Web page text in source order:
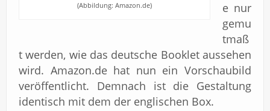
(Abbildung: Amazon.de)
e nur
gemu
tmaß
t werden, wie das deutsche Booklet aussehen
wird. Amazon.de hat nun ein Vorschaubild
veröffentlicht. Demnach ist die Gestaltung
identisch mit dem der englischen Box.